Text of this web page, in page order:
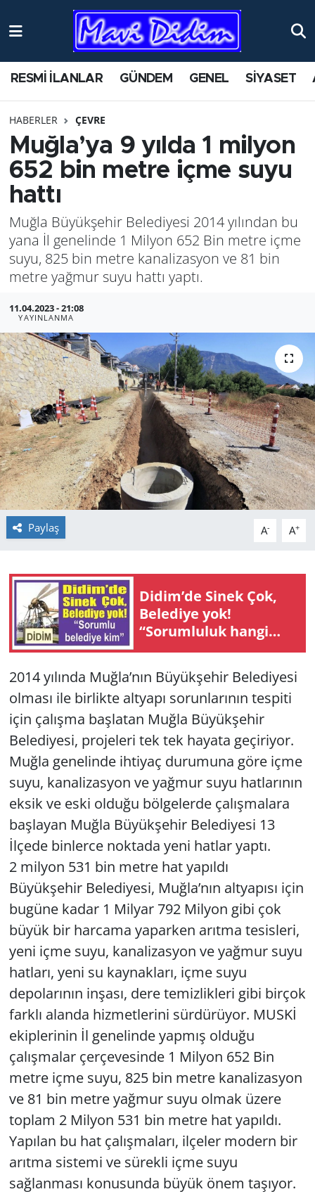
RESMİ İLANLAR GÜNDEM GENEL SİYASET
HABERLER ÇEVRE
Muğla’ya 9 yılda 1 milyon
652 bin metre içme suyu
hattı
Muğla Büyükşehir Belediyesi 2014 yılından bu
yana İl genelinde 1 Milyon 652 Bin metre içme
suyu, 825 bin metre kanalizasyon ve 81 bin
metre yağmur suyu hattı yaptı.
11.04.2023 - 21:08
YAYINLANMA
Paylaş A- A+
Didim’de Sinek Çok,
Belediye yok!
“Sorumluluk hangi
belediyede?”
2014 yılında Muğla’nın Büyükşehir Belediyesi
olması ile birlikte altyapı sorunlarının tespiti
için çalışma başlatan Muğla Büyükşehir
Belediyesi, projeleri tek tek hayata geçiriyor.
Muğla genelinde ihtiyaç durumuna göre içme
suyu, kanalizasyon ve yağmur suyu hatlarının
eksik ve eski olduğu bölgelerde çalışmalara
başlayan Muğla Büyükşehir Belediyesi 13
İlçede binlerce noktada yeni hatlar yaptı.
2 milyon 531 bin metre hat yapıldı
Büyükşehir Belediyesi, Muğla’nın altyapısı için
bugüne kadar 1 Milyar 792 Milyon gibi çok
büyük bir harcama yaparken arıtma tesisleri,
yeni içme suyu, kanalizasyon ve yağmur suyu
hatları, yeni su kaynakları, içme suyu
depolarının inşası, dere temizlikleri gibi birçok
farklı alanda hizmetlerini sürdürüyor. MUSKİ
ekiplerinin İl genelinde yapmış olduğu
çalışmalar çerçevesinde 1 Milyon 652 Bin
metre içme suyu, 825 bin metre kanalizasyon
ve 81 bin metre yağmur suyu olmak üzere
toplam 2 Milyon 531 bin metre hat yapıldı.
Yapılan bu hat çalışmaları, ilçeler modern bir
arıtma sistemi ve sürekli içme suyu
sağlanması konusunda büyük önem taşıyor.
ANTİK YERLER
AYDIN
BİLİM VE TEKNOLOJİ
ÇEVRE
EĞİTİM
EKONOMİ
GENEL
GÜNDEM
HABERDE İNSAN
KÜLTÜR SANAT
MAGAZİN
POLİTİKA
RESMİ İLANLAR
SİYASET
SPOR
Nöbetçi Eczaneler
Namaz Vakitleri
Trafik Durumu
Süper Lig Puan Durumu ve Fikstür
Tüm Manşetler
Son Dakika Haberleri
Haber Arşivi